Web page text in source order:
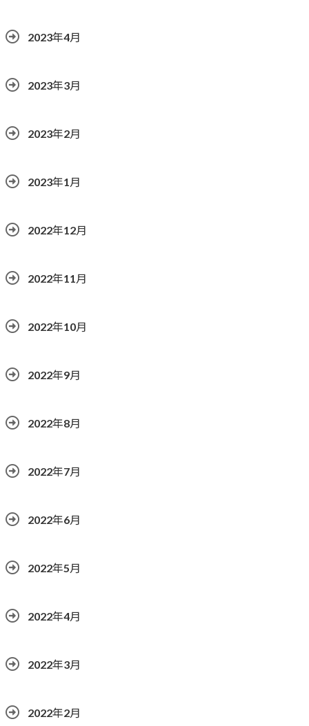
2023年4月
2023年3月
2023年2月
2023年1月
2022年12月
2022年11月
2022年10月
2022年9月
2022年8月
2022年7月
2022年6月
2022年5月
2022年4月
2022年3月
2022年2月